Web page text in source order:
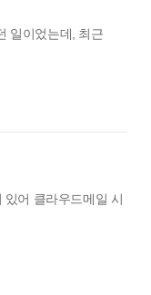
일이었는데, 최근
어 클라우드메일 시